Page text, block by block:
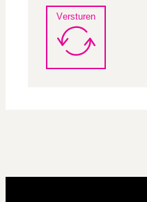
Versturen